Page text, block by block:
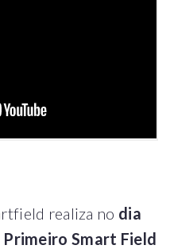
realiza no dia
Primeiro Smart Field